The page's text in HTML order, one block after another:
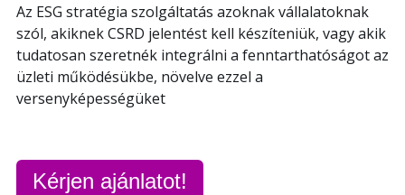
Az ESG stratégia szolgáltatás azoknak vállalatoknak
szól, akiknek CSRD jelentést kell készíteniük, vagy akik
tudatosan szeretnék integrálni a fenntarthatóságot az
üzleti működésükbe, növelve ezzel a
versenyképességüket
Kérjen ajánlatot!